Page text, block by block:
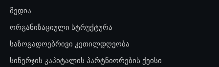
მედია
ორგანიზაციული სტრუქტურა
საზოგადოებრივი კეთილდღეობა
სინერჯის კაპიტალის პარტნიორების ქეისი